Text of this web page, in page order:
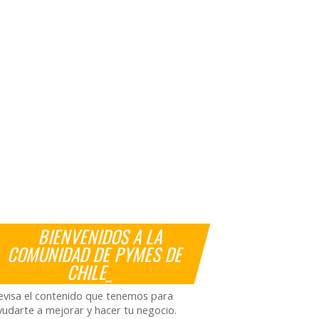
BIENVENIDOS A LA
COMUNIDAD DE PYMES DE
CHILE_
el contenido que tenemos para
a mejorar y hacer tu negocio.